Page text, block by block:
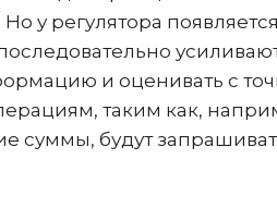
у регулятора
и оценивать с
таким как,
суммы, будут